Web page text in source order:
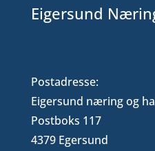
Eigersund
Postadresse:
Eigersund næring og
Postboks 117
4379 Egersund